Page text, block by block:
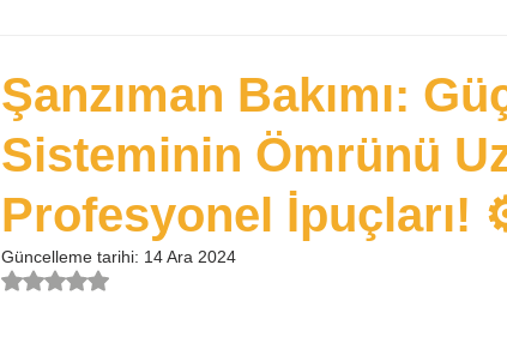
Şanzıman Bakımı:
Sisteminin Ömrünü
Profesyonel İpuçları!
Güncelleme tarihi: 14 Ara 2024
5 üzerinden NaN yıldız